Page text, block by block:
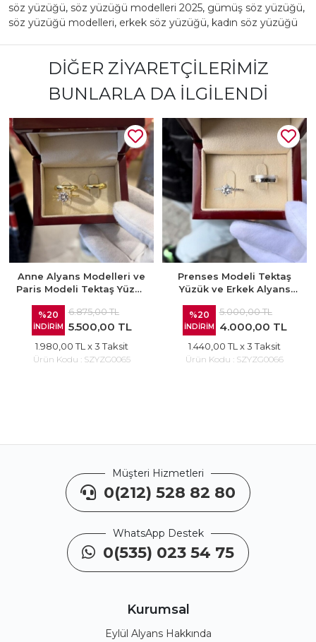
söz yüzüğü, söz yüzüğü modelleri 2025, gümüş söz yüzüğü,
söz yüzüğü modelleri, erkek söz yüzüğü, kadın söz yüzüğü
DIĞER ZIYARETÇILERIMIZ
BUNLARLA DA İLGILENDI
Anne Alyans Modelleri ve
Paris Modeli Tektaş Yüzük
%20
İNDİRİM
6.875,00 TL
5.500,00 TL
1.980,00 TL x 3 Taksit
Ürün Kodu : SZYZG0065
Prenses Modeli Tektaş
Yüzük ve Erkek Alyans
%20
İNDİRİM
5.000,00 TL
4.000,00 TL
1.440,00 TL x 3 Taksit
Ürün Kodu : SZYZG0066
Müşteri Hizmetleri
0(212) 528 82 80
WhatsApp Destek
0(535) 023 54 75
Kurumsal
Eylül Alyans Hakkında